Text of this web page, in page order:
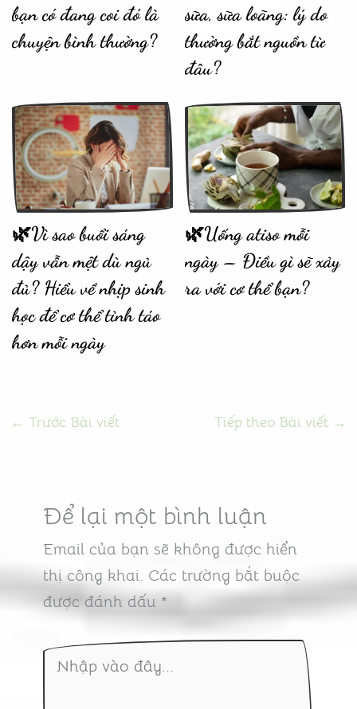
bạn có đang coi đó là
chuyện bình thường?
sữa, sữa loãng: lý do
thường bắt nguồn từ
đâu?
🌿Vì sao buổi sáng
dậy vẫn mệt dù ngủ
đủ? Hiểu về nhịp sinh
học để cơ thể tỉnh táo
hơn mỗi ngày
🌿Uống atiso mỗi
ngày – Điều gì sẽ xảy
ra với cơ thể bạn?
← Trước Bài viết Tiếp theo Bài viết →
Để lại một bình luận
Email của bạn sẽ không được hiển
thị công khai. Các trường bắt buộc
được đánh dấu *
Nhập
vào
đây...